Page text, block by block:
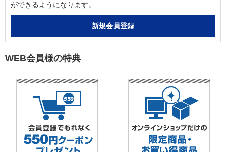
ができるようになります。
WEB会員様の特典